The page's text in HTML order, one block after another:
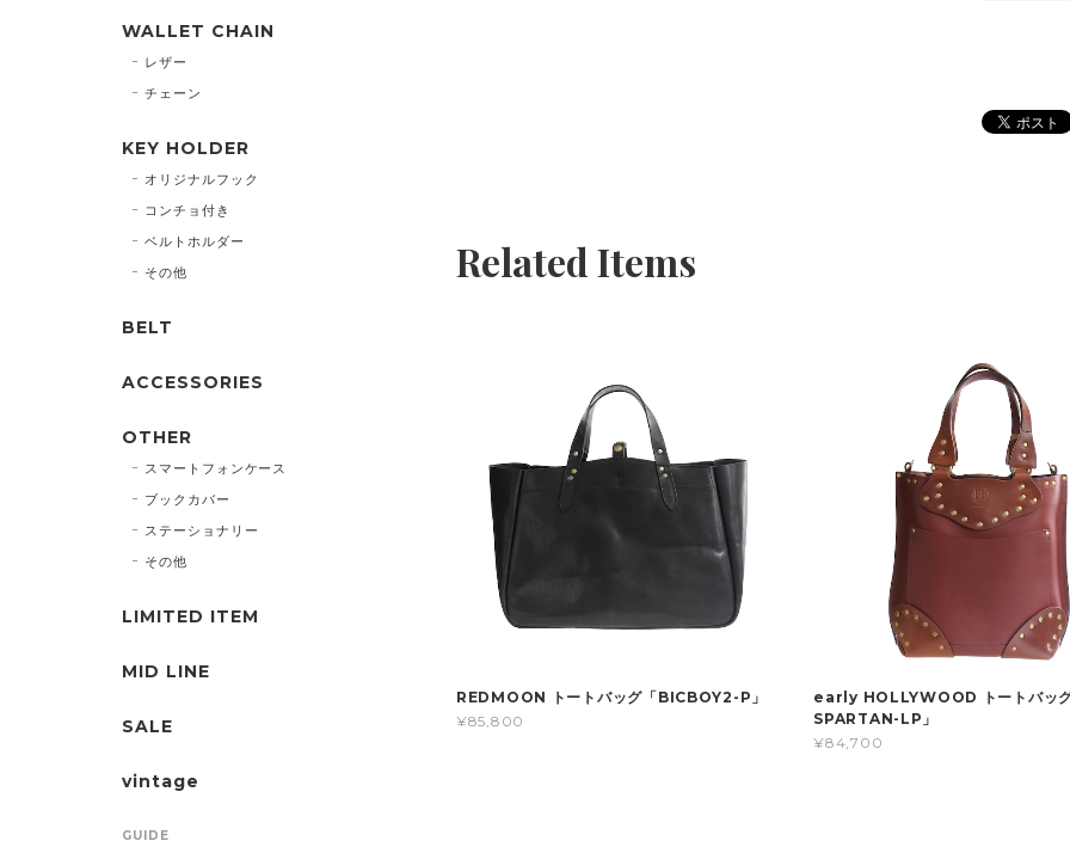
Related Items
REDMOON トートバッグ「BICBOY2-P」
¥85,800
early HOLLYWOOD トートバッ
SPARTAN-LP」
¥84,700
WALLET CHAIN
レザー
チェーン
KEY HOLDER
オリジナルフック
コンチョ付き
ベルトホルダー
その他
BELT
ACCESSORIES
OTHER
スマートフォンケース
ブックカバー
ステーショナリー
その他
LIMITED ITEM
MID LINE
SALE
vintage
GUIDE